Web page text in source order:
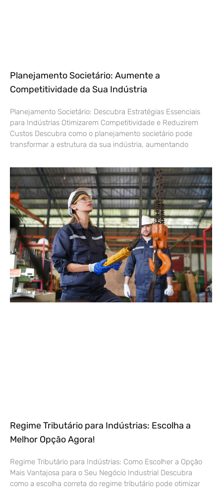
Planejamento Societário: Aumente a
Competitividade da Sua Indústria
Planejamento Societário: Descubra Estratégias Essenciais
para Indústrias Otimizarem Competitividade e Reduzirem
Custos Descubra como o planejamento societário pode
transformar a estrutura da sua indústria, aumentando
Regime Tributário para Indústrias: Escolha a
Melhor Opção Agora!
Regime Tributário para Indústrias: Como Escolher a Opção
Mais Vantajosa para o Seu Negócio Industrial Descubra
como a escolha correta do regime tributário pode otimizar